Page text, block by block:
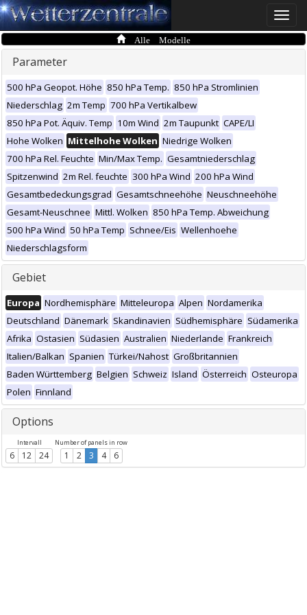
Toggle
Alle Modelle
Parameter
500 hPa Geopot. Höhe 850 hPa Temp. 850 hPa Stromlinien
Niederschlag 2m Temp 700 hPa Vertikalbew
850 hPa Pot. Äquiv. Temp 10m Wind 2m Taupunkt CAPE/LI
Hohe Wolken Mittelhohe Wolken Niedrige Wolken
700 hPa Rel. Feuchte Min/Max Temp. Gesamtniederschlag
Spitzenwind 2m Rel. feuchte 300 hPa Wind 200 hPa Wind
Gesamtbedeckungsgrad Gesamtschneehöhe Neuschneehöhe
Gesamt-Neuschnee Mittl. Wolken 850 hPa Temp. Abweichung
500 hPa Wind 50 hPa Temp Schnee/Eis Wellenhoehe
Niederschlagsform
Gebiet
Europa Nordhemisphäre Mitteleuropa Alpen Nordamerika
Deutschland Dänemark Skandinavien Südhemisphäre Südamerika
Afrika Ostasien Südasien Australien Niederlande Frankreich
Italien/Balkan Spanien Türkei/Nahost Großbritannien
Baden Württemberg Belgien Schweiz Island Österreich Osteuropa
Polen Finnland
Options
Intervall
6 12 24
Number of panels in row
1 2 3 4 6